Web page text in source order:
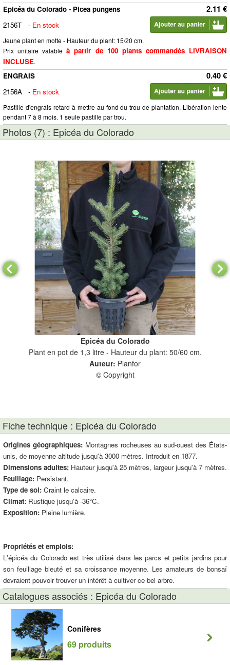
2.11 €
Epicéa du Colorado - Picea pungens
2156T
- En stock
Jeune plant en motte - Hauteur du plant: 15/20 cm.
Prix unitaire valableà partir de 100 plants commandés LIVRAISON
INCLUSE.
0.40 €
ENGRAIS
2156A
- En stock
Pastille d'engrais retard à mettre au fond du trou de plantation. Libération lente
pendant 7 à 8 mois. 1 seule pastille par trou.
Photos (7) : Epicéa du Colorado
Epicéa du Colorado
Plant en pot de 1,3 litre - Hauteur du plant: 50/60 cm.
Auteur: Planfor
© Copyright
Fiche technique : Epicéa du Colorado
Origines géographiques: Montagnes rocheuses au sud-ouest des États-
unis, de moyenne altitude jusqu'à 3000 mètres. Introduit en 1877.
Dimensions adultes: Hauteur jusqu'à 25 mètres, largeur jusqu'à 7 mètres.
Feuillage: Persistant.
Type de sol: Craint le calcaire.
Climat: Rustique jusqu'à -36°C.
Exposition: Pleine lumière.
Propriétés et emplois:
L'épicéa du Colorado est très utilisé dans les parcs et petits jardins pour
son feuillage bleuté et sa croissance moyenne. Les amateurs de bonsaï
devraient pouvoir trouver un intérêt à cultiver ce bel arbre.
Catalogues associés : Epicéa du Colorado
Conifères
69 produits